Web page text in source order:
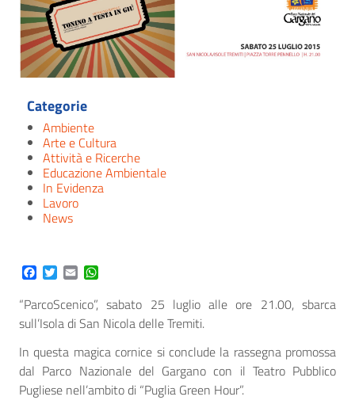
Categorie
Ambiente
Arte e Cultura
Attività e Ricerche
Educazione Ambientale
In Evidenza
Lavoro
News
Facebook
Twitter
Email
“ParcoScenico”, sabato 25 luglio alle ore 21.00, sbarca
sull’Isola di San Nicola delle Tremiti.
In questa magica cornice si conclude la rassegna promossa
dal Parco Nazionale del Gargano con il Teatro Pubblico
Pugliese nell’ambito di “Puglia Green Hour”.